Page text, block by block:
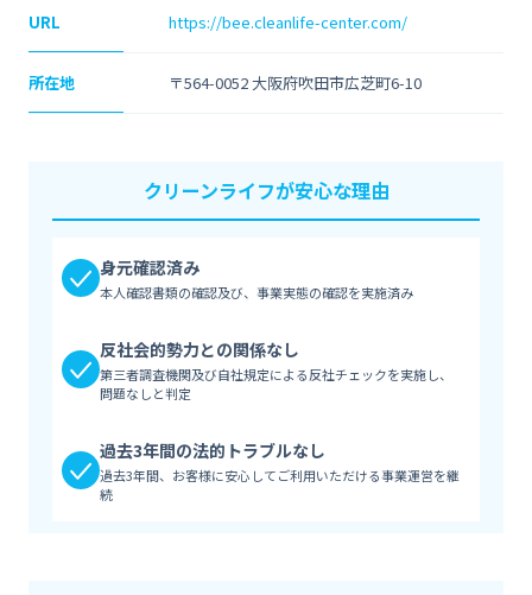
URL https://bee.cleanlife-center.com/
所在地 〒564-0052 大阪府吹田市広芝町6-10
クリーンライフが安心な理由
身元確認済み
本人確認書類の確認及び、事業実態の確認を実施済み
反社会的勢力との関係なし
第三者調査機関及び自社規定による反社チェックを実施し、
問題なしと判定
過去3年間の法的トラブルなし
過去3年間、お客様に安心してご利用いただける事業運営を継
続